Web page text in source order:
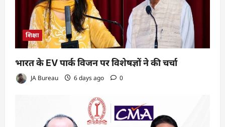
शिक्षा
भारत के EV पार्क विजन पर विशेषज्ञों ने की चर्चा
JA Bureau 6 days ago 0